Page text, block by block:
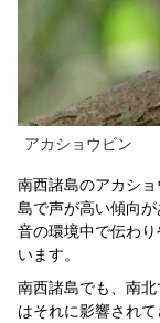
アカショウビン
南西諸島のアカシ
島で声が高い傾向
音の環境中で伝わ
います。
南西諸島でも、南
はそれに影響され